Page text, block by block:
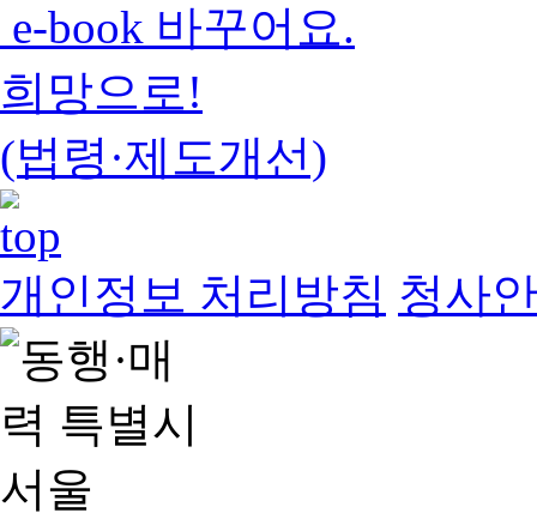
e-book 바꾸어요.
희망으로!
(법령·제도개선)
개인정보 처리방침 청사